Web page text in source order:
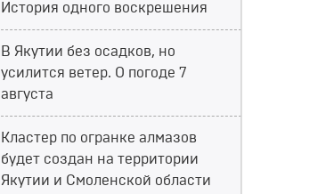
История одного воскрешения
В Якутии без осадков, но
усилится ветер. О погоде 7
августа
Кластер по огранке алмазов
будет создан на территории
Якутии и Смоленской области